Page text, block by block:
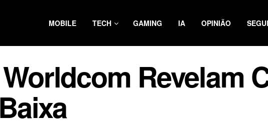
MOBILE TECH GAMING IA OPINIÃO
Revelam